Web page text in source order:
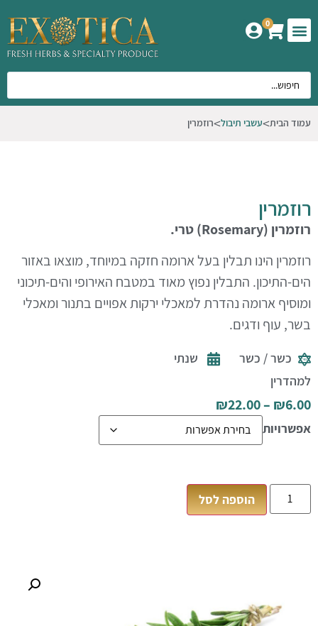
0
עמוד הבית עשבי תיבול רוזמרין
רוזמרין
רוזמרין (Rosemary)טרי.
רוזמרין הינו תבלין בעל ארומה חזקה במיוחד, מוצאו באזור
הים-התיכון. התבלין נפוץ מאוד במטבח האירופי והים-תיכוני
ומוסיף ארומה נהדרת למאכלי ירקות אפויים בתנור ומאכלי
בשר, עוף ודגים.
כשר / כשר
למהדרין
שנתי
₪6.00
–
₪22.00
אפשרויות
הוספה לסל